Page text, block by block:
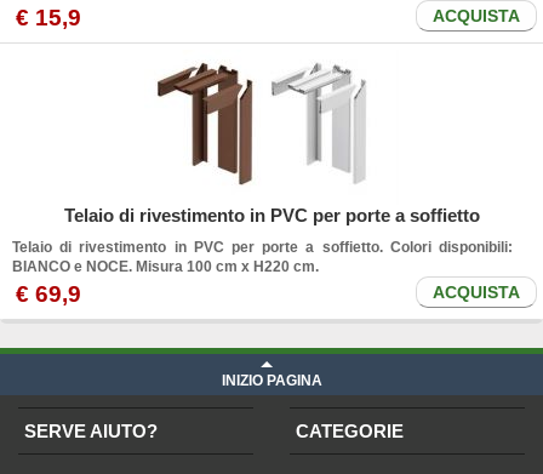
€ 15,9 ACQUISTA
Telaio di rivestimento in PVC per porte a soffietto
Telaio di rivestimento in PVC per porte a soffietto. Colori disponibili:
BIANCO e NOCE. Misura 100 cm x H220 cm.
€ 69,9 ACQUISTA
INIZIO PAGINA
SERVE AIUTO? CATEGORIE